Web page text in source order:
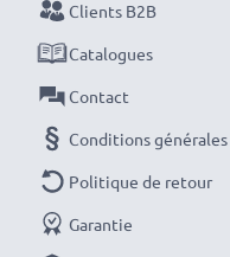
Commandez dès
et une garantie de 3
Clients B2B
Catalogues
Contact
Conditions générales
Politique de retour
Garantie